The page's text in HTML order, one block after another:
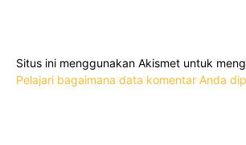
Situs ini menggunakan Akismet untuk
Pelajari bagaimana data komentar Anda